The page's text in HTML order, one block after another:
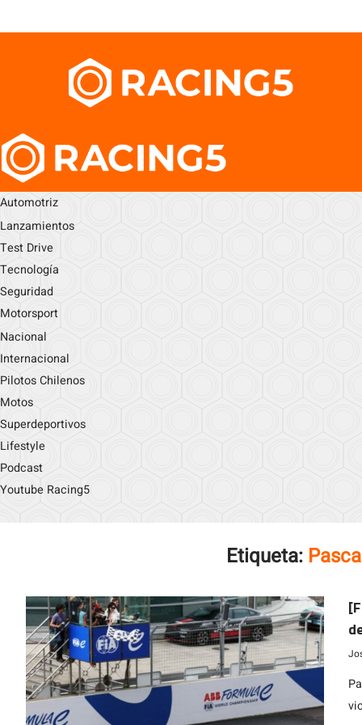
Automotriz
Lanzamientos
Test Drive
Tecnología
Seguridad
Motorsport
Nacional
Internacional
Pilotos Chilenos
Motos
Superdeportivos
Lifestyle
Podcast
Youtube Racing5
Etiqueta: